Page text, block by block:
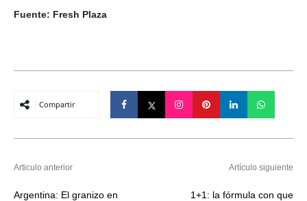
Fuente: Fresh Plaza
Compartir
Articulo anterior
Argentina: El granizo en
Artículo siguiente
1+1: la fórmula con que